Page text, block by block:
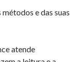
e das suas
atende